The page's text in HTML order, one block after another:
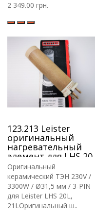
2 349.00 грн.
123.213 Leister
оригинальный
нагревательный
элемент для LHS 20L,
21L 230V/3300W 3-PIN
Оригинальный
керамический ТЭН 230V /
3300W / Ø31,5 мм / 3-PIN
для Leister LHS 20L,
21LОригинальный ш..